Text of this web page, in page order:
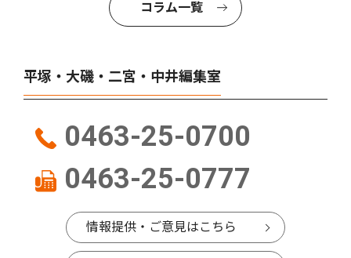
コラム一覧
平塚・大磯・二宮・中井編集室
0463-25-0700
0463-25-0777
情報提供・ご意見はこちら